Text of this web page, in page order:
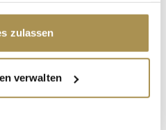
Klicken auf das Privacy
widerrufen
geografische Lage
einige Meter genau sein
zulassen
verwalten